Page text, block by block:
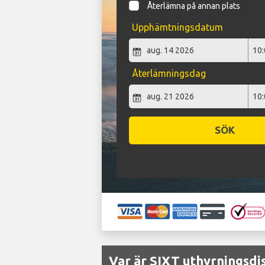
Återlämna på annan plats
Upphämtningsdatum
Återlämningsdag
SÖK
Var är SIXT